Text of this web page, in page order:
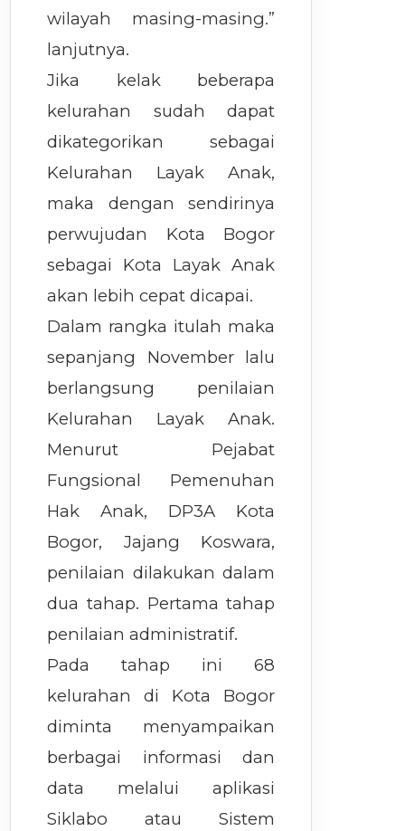
wilayah masing-masing.”
lanjutnya.
Jika kelak beberapa
kelurahan sudah dapat
dikategorikan sebagai
Kelurahan Layak Anak,
maka dengan sendirinya
perwujudan Kota Bogor
sebagai Kota Layak Anak
akan lebih cepat dicapai.
Dalam rangka itulah maka
sepanjang November lalu
berlangsung penilaian
Kelurahan Layak Anak.
Menurut Pejabat
Fungsional Pemenuhan
Hak Anak, DP3A Kota
Bogor, Jajang Koswara,
penilaian dilakukan dalam
dua tahap. Pertama tahap
penilaian administratif.
Pada tahap ini 68
kelurahan di Kota Bogor
diminta menyampaikan
berbagai informasi dan
data melalui aplikasi
Siklabo atau Sistem